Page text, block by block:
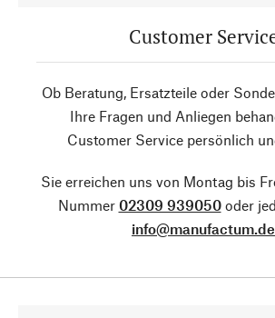
Customer
Ob Beratung, Ersatzteile oder
Ihre Fragen und Anliegen
Customer Service persönlich
Sie erreichen uns von Montag bis
Nummer 02309 939050oder
info@manufactum.de